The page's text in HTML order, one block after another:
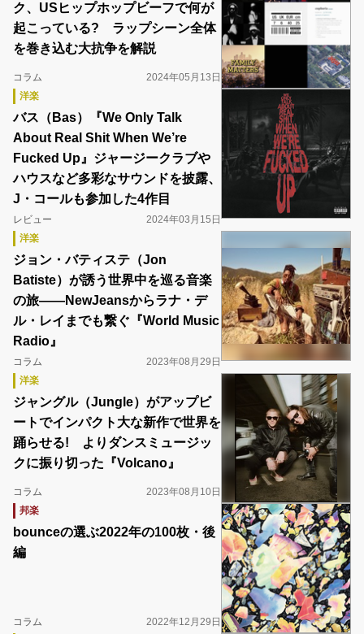
ク、USヒップホップビーフで何が
起こっている? ラップシーン全体
を巻き込む大抗争を解説
コラム
2024年05月13日
洋楽
バス（Bas）『We Only Talk
About Real Shit When We’re
Fucked Up』ジャージークラブや
ハウスなど多彩なサウンドを披露、
J・コールも参加した4作目
レビュー
2024年03月15日
洋楽
ジョン・バティステ（Jon
Batiste）が誘う世界中を巡る音楽
の旅――NewJeansからラナ・デ
ル・レイまでも繋ぐ『World Music
Radio』
コラム
2023年08月29日
洋楽
ジャングル（Jungle）がアップビ
ートでインパクト大な新作で世界を
踊らせる! よりダンスミュージッ
クに振り切った『Volcano』
コラム
2023年08月10日
邦楽
bounceの選ぶ2022年の100枚・後
編
コラム 2022年12月29日